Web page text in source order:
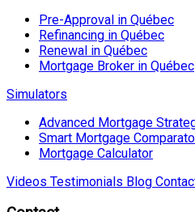
Pre-Approval in Québec
Refinancing in Québec
Renewal in Québec
Mortgage Broker in Québec
Simulators
Advanced Mortgage
Smart Mortgage
Mortgage Calculator
Videos Testimonials Blog